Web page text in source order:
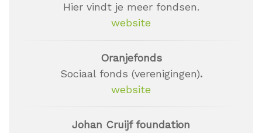
Hier vindt je meer fondsen.
website
Oranjefonds
Sociaal fonds (verenigingen).
website
Johan Cruijf foundation